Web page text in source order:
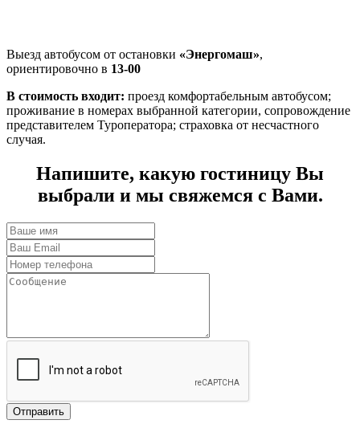
Выезд автобусом от остановки «Энергомаш»,
ориентировочно в 13-00
В стоимость входит: проезд комфортабельным автобусом;
проживание в номерах выбранной категории, сопровождение
представителем Туроператора; страховка от несчастного
случая.
Напишите, какую гостиницу Вы
выбрали и мы свяжемся с Вами.
Отправить